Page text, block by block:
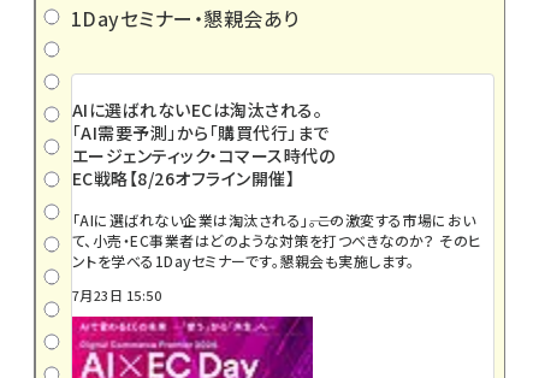
1Dayセミナー・懇親会あり
AIに選ばれないECは淘汰される。
「AI需要予測」から「購買代行」まで
エージェンティック・コマース時代の
EC戦略【8/26オフライン開催】
「AIに選ばれない企業は淘汰される」――。この激変する市場におい
て、小売・EC事業者はどのような対策を打つべきなのか？ そのヒ
ントを学べる1Dayセミナーです。懇親会も実施します。
7月23日 15:50